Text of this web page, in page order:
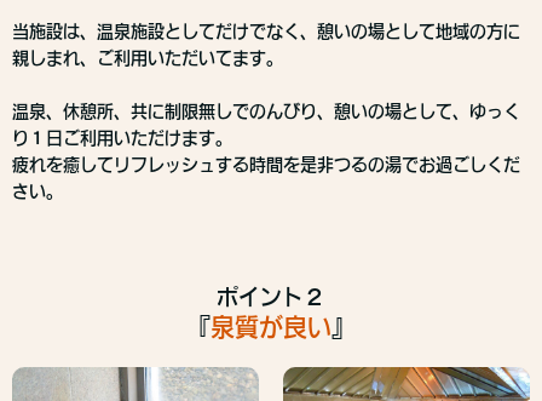
当施設は、温泉施設としてだけでなく、憩いの場として地域の方に
親しまれ、ご利用いただいてます。
温泉、休憩所、共に制限無しでのんびり、憩いの場として、ゆっく
り１日ご利用いただけます。
疲れを癒してリフレッシュする時間を是非つるの湯でお過ごしくだ
さい。
ポイント２
『泉質が良い